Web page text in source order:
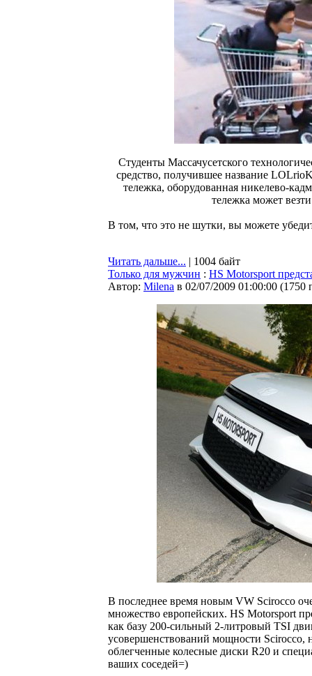
Студенты Массачусетского
средство, получившее название
тележка, оборудованная никелево-
тележка может
В том, что это не шутки, вы можете
Читать дальше... | 1004 байт
Только для мужчин : HS Motorsport
Автор: Milena в 02/07/2009 01:00:00 (1750
В последнее время новым VW Scirocco
множество европейских. HS Motorsport
как базу 200-сильный 2-литровый TSI
усовершенствований мощности Scirocco,
облегченные колесные диски R20 и
ваших соседей=)